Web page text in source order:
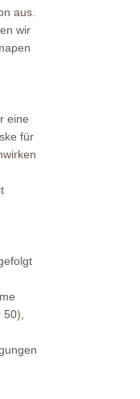
aus.
wir
eine
für